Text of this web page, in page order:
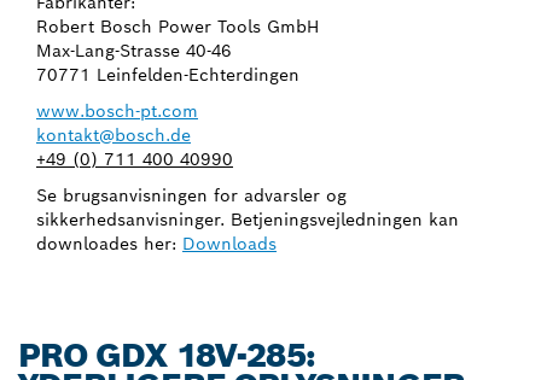
Robert Bosch Power Tools GmbH
Max-Lang-Strasse 40-46
70771 Leinfelden-Echterdingen
www.bosch-pt.com
kontakt@bosch.de
+49 (0) 711 400 40990
Se brugsanvisningen for advarsler og
sikkerhedsanvisninger. Betjeningsvejledningen kan
downloades her: Downloads
PRO GDX 18V-285: